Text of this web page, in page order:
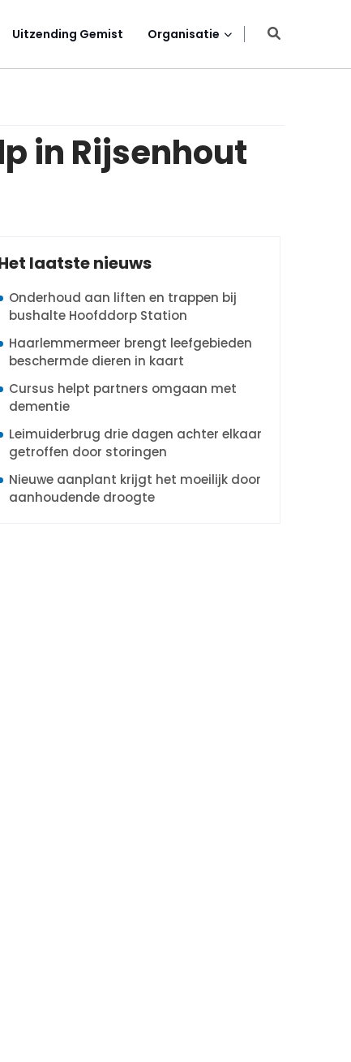
Uitzending Gemist Organisatie
in Rijsenhout
laatste nieuws
Onderhoud aan liften en trappen bij
bushalte Hoofddorp Station
Haarlemmermeer brengt leefgebieden
beschermde dieren in kaart
Cursus helpt partners omgaan met
dementie
Leimuiderbrug drie dagen achter elkaar
getroffen door storingen
Nieuwe aanplant krijgt het moeilijk door
aanhoudende droogte